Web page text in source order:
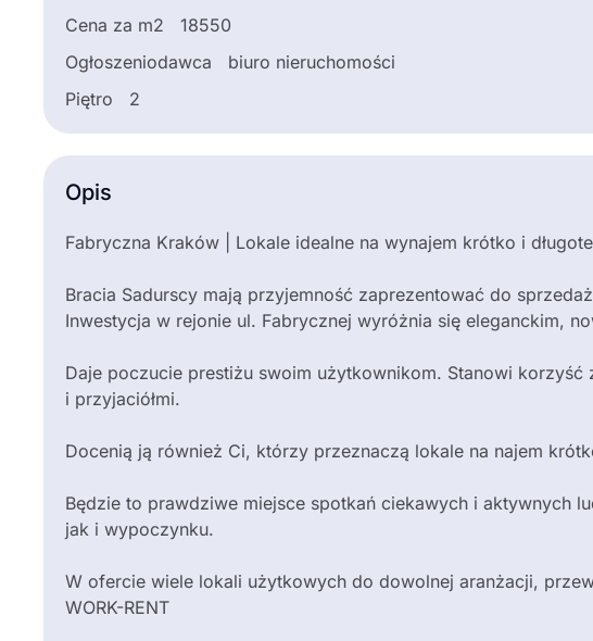
Cena za m2
18550
Ogłoszeniodawca
biuro nieruchomości
Piętro
2
Opis
Fabryczna Kraków | Lokale idealne na wynajem krótko i
Bracia Sadurscy mają przyjemność zaprezentować do
Inwestycja w rejonie ul. Fabrycznej wyróżnia się eleganckim,
Daje poczucie prestiżu swoim użytkownikom. Stanowi
i przyjaciółmi.
Docenią ją również Ci, którzy przeznaczą lokale na najem
Będzie to prawdziwe miejsce spotkań ciekawych i aktywnych
jak i wypoczynku.
W ofercie wiele lokali użytkowych do dowolnej aranżacji,
WORK-RENT